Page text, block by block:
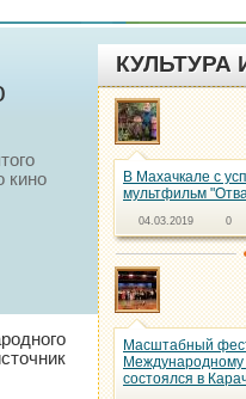
кино
КУЛЬТУРА
В Махачкале с
мультфильм
04.03.2019 0
Масштабный
Международному
состоялся в